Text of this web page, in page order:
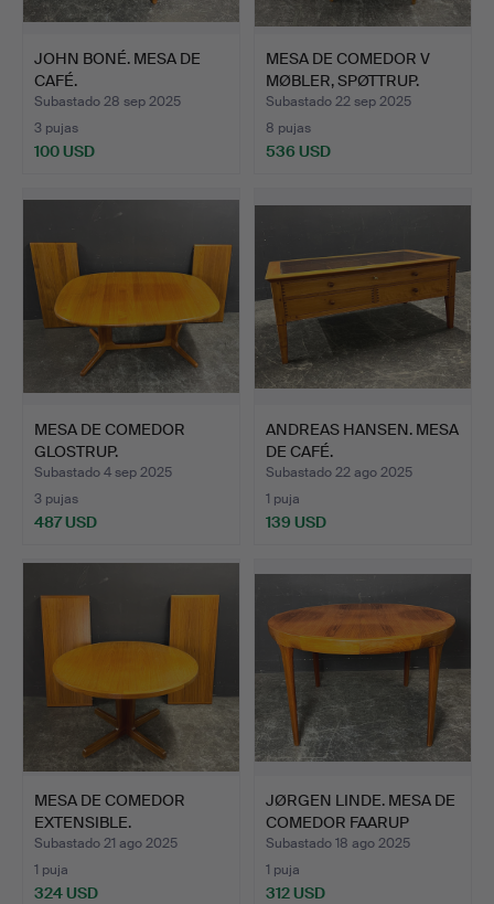
JOHN BONÉ. MESA DE
CAFÉ.
Subastado 28 sep 2025
3 pujas
100 USD
MESA DE COMEDOR V
MØBLER, SPØTTRUP.
Subastado 22 sep 2025
8 pujas
536 USD
MESA DE COMEDOR
GLOSTRUP.
Subastado 4 sep 2025
3 pujas
487 USD
ANDREAS HANSEN. MESA
DE CAFÉ.
Subastado 22 ago 2025
1 puja
139 USD
MESA DE COMEDOR
EXTENSIBLE.
Subastado 21 ago 2025
1 puja
324 USD
JØRGEN LINDE. MESA DE
COMEDOR FAARUP
MØBEL…
Subastado 18 ago 2025
1 puja
312 USD